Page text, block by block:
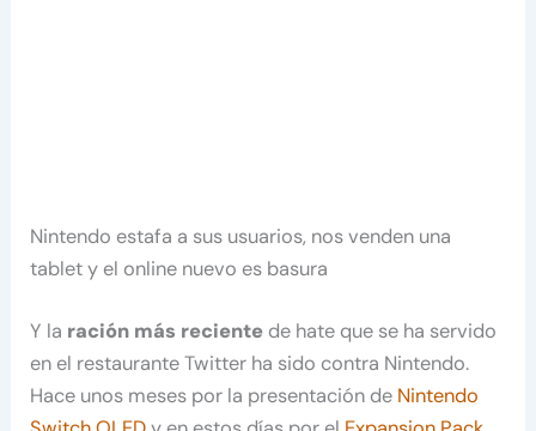
Nintendo estafa a sus usuarios, nos venden una
tablet y el online nuevo es basura
Y la ración más reciente de hate que se ha servido
en el restaurante Twitter ha sido contra Nintendo.
Hace unos meses por la presentación de Nintendo